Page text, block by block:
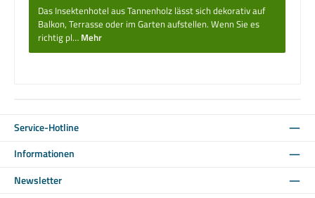
Das Insektenhotel aus Tannenholz lässt sich dekorativ auf
Balkon, Terrasse oder im Garten aufstellen. Wenn Sie es
richtig pl… Mehr
Service-Hotline
Informationen
Newsletter